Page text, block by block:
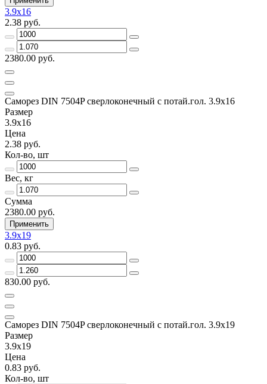
3.9x16
2.38 руб.
2380.00 руб.
Саморез DIN 7504P сверлоконечный с потай.гол. 3.9x16
Размер
3.9x16
Цена
2.38 руб.
Кол-во, шт
Вес, кг
Сумма
2380.00 руб.
Применить
3.9x19
0.83 руб.
830.00 руб.
Саморез DIN 7504P сверлоконечный с потай.гол. 3.9x19
Размер
3.9x19
Цена
0.83 руб.
Кол-во, шт